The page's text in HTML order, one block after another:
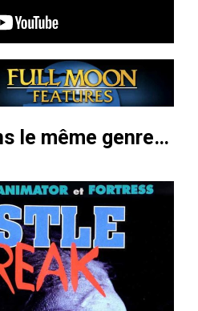
le même genre…